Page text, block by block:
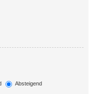
Absteigend